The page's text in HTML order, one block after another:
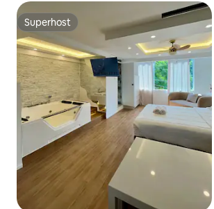
Superhost
Superhost